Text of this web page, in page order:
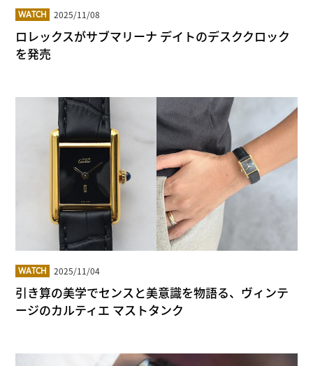
WATCH 2025/11/08
ロレックスがサブマリーナ デイトのデスククロック
を発売
WATCH 2025/11/04
引き算の美学でセンスと美意識を物語る、ヴィンテ
ージのカルティエ マストタンク